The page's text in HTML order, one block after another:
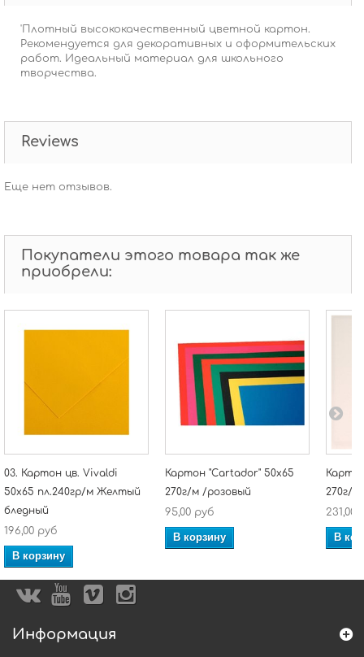
'Плотный высококачественный цветной картон.
Рекомендуется для декоративных и оформительских
работ. Идеальный материал для школьного
творчества.
Reviews
Еще нет отзывов.
Покупатели этого товара так же
приобрели:
03. Картон цв. Vivaldi
50x65 пл.240гр/м Желтый
бледный
196,00 руб
В корзину
Картон "Cartador" 50х65
270г/м /розовый
95,00 руб
В корзину
270г/м
231,00
В
Информация